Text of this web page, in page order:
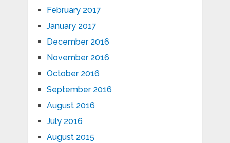
February 2017
January 2017
December 2016
November 2016
October 2016
September 2016
August 2016
July 2016
August 2015